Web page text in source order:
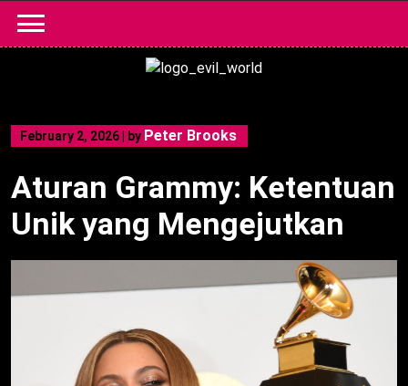
content
February 2, 2026 by Peter Brooks
Aturan Grammy: Ketentuan
Unik yang Mengejutkan